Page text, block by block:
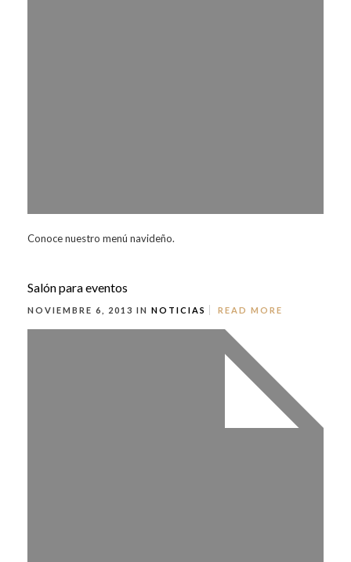
Conoce nuestro menú navideño.
Salón para eventos
NOVIEMBRE 6, 2013 IN NOTICIAS READ MORE